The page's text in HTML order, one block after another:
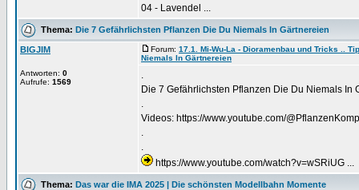
04 - Lavendel ...
Thema: Die 7 Gefährlichsten Pflanzen Die Du Niemals In Gärtnereien
BIGJIM
Antworten: 0
Aufrufe: 1569
Forum: 17.1. Mi-Wu-La - Dioramenbau und Tricks ..
Niemals In Gärtnereien
.
Die 7 Gefährlichsten Pflanzen Die Du Niemals In
.
Videos: https://www.youtube.com/
.
.
https://www.youtube.com/watch?v=wSRiUG ...
Thema: Das war die IMA 2025 | Die schönsten Modellbahn Momente